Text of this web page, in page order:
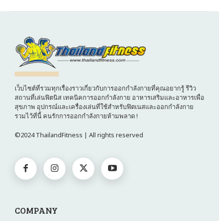
เว็บไซต์ที่รวมทุกเรื่องราวเกี่ยวกับการออกกำลังกายที่คุณอยากรู้ รีวิว
สถานที่เล่นฟิตนิส เทคนิคการออกกำลังกาย อาหารเสริมและอาหารเพื่อ
สุขภาพ อุปกรณ์และเครื่องเล่นที่ใช้สำหรับฟิตเนสและออกกำลังกาย
รวมไว้ที่นี้ คนรักการออกกำลังกายห้ามพลาด !
©2024 ThailandFitness | All rights reserved
COMPANY